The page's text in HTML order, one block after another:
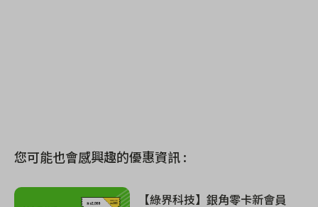
您可能也會感興趣的優惠資訊 :
【綠界科技】銀角零卡新會員